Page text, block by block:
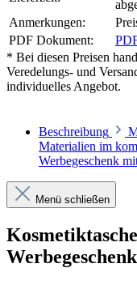
Anmerkungen:
PDF Dokument:
* Bei diesen Preisen
Veredelungs- und
individuelles Angebot.
Beschreibung
Materialien im
Werbegeschenk
Menü schließen